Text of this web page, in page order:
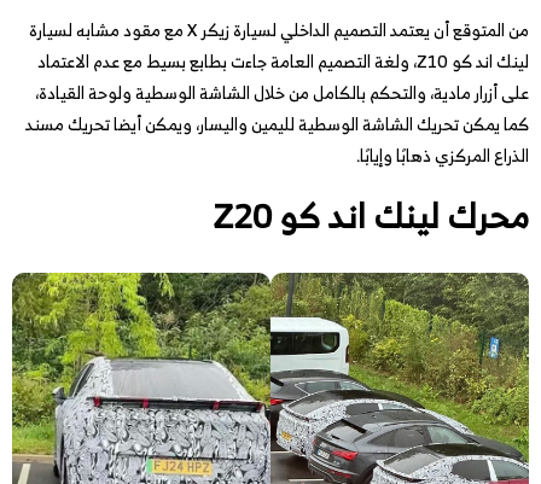
من المتوقع أن يعتمد التصميم الداخلي لسيارة زيكر X مع مقود مشابه لسيارة
لينك اند كو Z10، ولغة التصميم العامة جاءت بطابع بسيط مع عدم الاعتماد
على أزرار مادية، والتحكم بالكامل من خلال الشاشة الوسطية ولوحة القيادة،
كما يمكن تحريك الشاشة الوسطية لليمين واليسار، ويمكن أيضا تحريك مسند
الذراع المركزي ذهابًا وإيابًا.
محرك لينك اند كو Z20